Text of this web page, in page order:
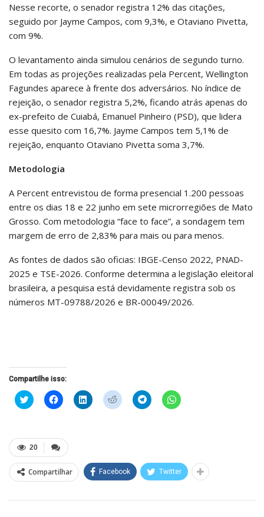
Nesse recorte, o senador registra 12% das citações,
seguido por Jayme Campos, com 9,3%, e Otaviano Pivetta,
com 9%.
O levantamento ainda simulou cenários de segundo turno.
Em todas as projeções realizadas pela Percent, Wellington
Fagundes aparece à frente dos adversários. No índice de
rejeição, o senador registra 5,2%, ficando atrás apenas do
ex-prefeito de Cuiabá, Emanuel Pinheiro (PSD), que lidera
esse quesito com 16,7%. Jayme Campos tem 5,1% de
rejeição, enquanto Otaviano Pivetta soma 3,7%.
Metodologia
A Percent entrevistou de forma presencial 1.200 pessoas
entre os dias 18 e 22 junho em sete microrregiões de Mato
Grosso. Com metodologia “face to face”, a sondagem tem
margem de erro de 2,83% para mais ou para menos.
As fontes de dados são oficias: IBGE-Censo 2022, PNAD-
2025 e TSE-2026. Conforme determina a legislação eleitoral
brasileira, a pesquisa está devidamente registra sob os
números MT-09788/2026 e BR-00049/2026.
Compartilhe isso:
Clique
para
em
nova
janela)
Clique
para
em
nova
janela)
Clique
para
Clique
para
Clique
para
Clique
para
20
Compartilhar Facebook Twitter